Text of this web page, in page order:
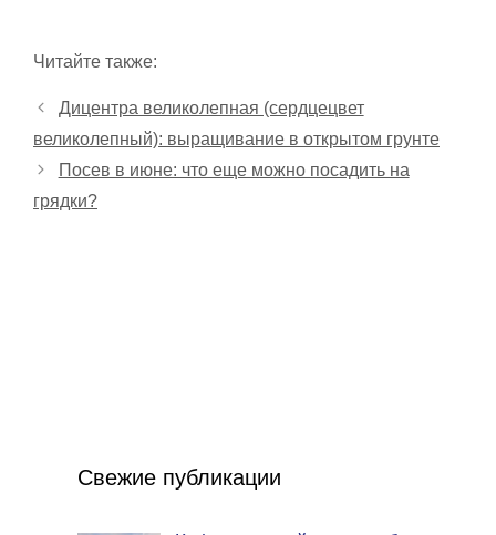
Читайте также:
Дицентра великолепная (сердцецвет
великолепный): выращивание в открытом грунте
Посев в июне: что еще можно посадить на
грядки?
Свежие публикации